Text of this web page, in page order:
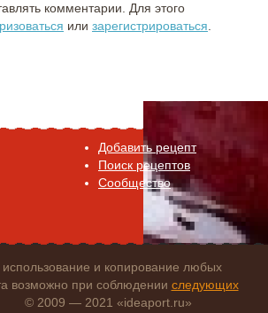
комментарии. Для этого
или зарегистрироваться
Добавить рецепт
Поиск рецептов
Сообщество
и копирование любых
возможно при соблюдении следующих
© 2009 — 2021 «ideaport.ru»